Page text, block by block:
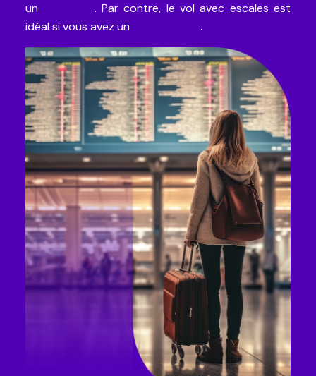
un
. Par contre, le vol avec escales est
idéal si vous avez un
.